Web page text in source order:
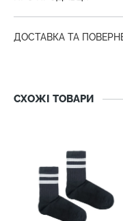
ДОСТАВКА ТА
СХОЖІ ТОВАРИ